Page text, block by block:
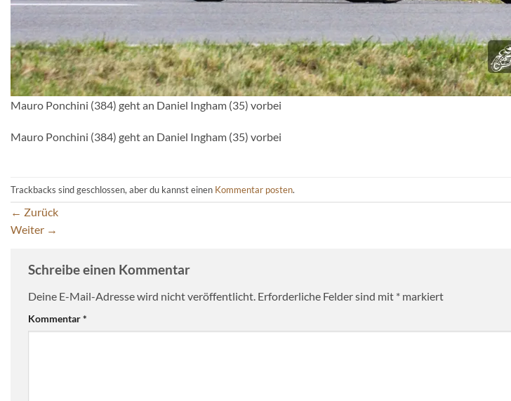
Mauro Ponchini (384) geht an Daniel Ingham (35) vorbei
Mauro Ponchini (384) geht an Daniel Ingham (35) vorbei
Trackbacks sind geschlossen, aber du kannst einen Kommentar posten.
← Zurück
Weiter →
Schreibe einen Kommentar
Deine E-Mail-Adresse wird nicht veröffentlicht. Erforderliche Felder sind mit * markiert
Kommentar*